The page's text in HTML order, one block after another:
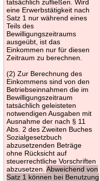
tatsächlich zufließen. Wird
eine Erwerbstätigkeit nach
Satz 1 nur während eines
Teils des
Bewilligungszeitraums
ausgeübt, ist das
Einkommen nur für diesen
Zeitraum zu berechnen.
(2) Zur Berechnung des
Einkommens sind von den
Betriebseinnahmen die im
Bewilligungszeitraum
tatsächlich geleisteten
notwendigen Ausgaben mit
Ausnahme der nach § 11
Abs. 2 des Zweiten Buches
Sozialgesetzbuch
abzusetzenden Beträge
ohne Rücksicht auf
steuerrechtliche Vorschriften
abzusetzen. Abweichend von
Satz 1 können bei Benutzung